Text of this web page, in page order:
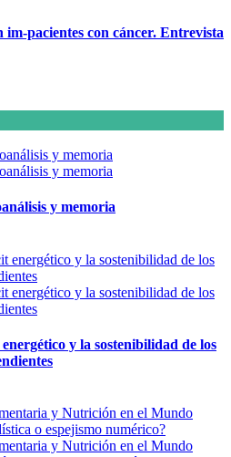
pacientes con cáncer. Entrevista
y memoria
y la sostenibilidad de los